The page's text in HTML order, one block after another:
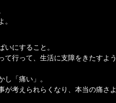
いにすること。
て行って、生活に支障をきたすよう
「痛い」。
が考えられらくなり、本当の痛さよ